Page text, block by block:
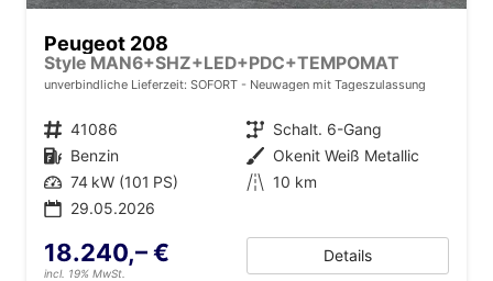
Peugeot 208
Style MAN6+SHZ+LED+PDC+TEMPOMAT
unverbindliche Lieferzeit: SOFORT Neuwagen mit Tageszulassung
Fahrzeugnr. 41086 Getriebe Schalt. 6-Gang
Kraftstoff Benzin Außenfarbe Okenit Weiß Metallic
Leistung 74 kW (101 PS) Kilometerstand 10 km
29.05.2026
18.240,– €
incl. 19% MwSt.
Details